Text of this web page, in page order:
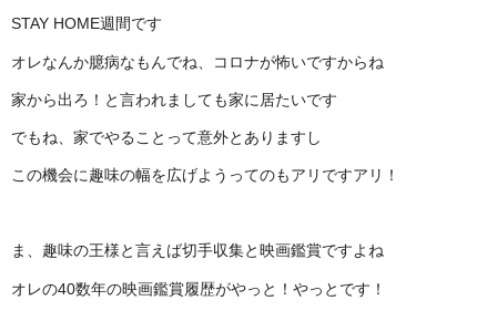
STAY HOME週間です
オレなんか臆病なもんでね、コロナが怖いですからね
家から出ろ！と言われましても家に居たいです
でもね、家でやることって意外とありますし
この機会に趣味の幅を広げようってのもアリですアリ！
ま、趣味の王様と言えば切手収集と映画鑑賞ですよね
オレの40数年の映画鑑賞履歴がやっと！やっとです！